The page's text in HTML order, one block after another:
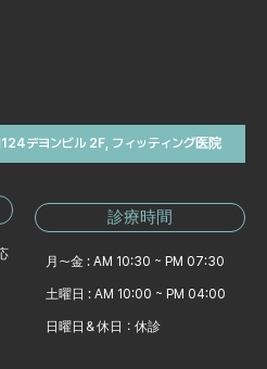
デヨンビル 2F, フィッティング医院
診療時間
月～金 : AM 10:30 ~ PM 07:30
土曜日 : AM 10:00 ~ PM 04:00
日曜日＆休日：休診